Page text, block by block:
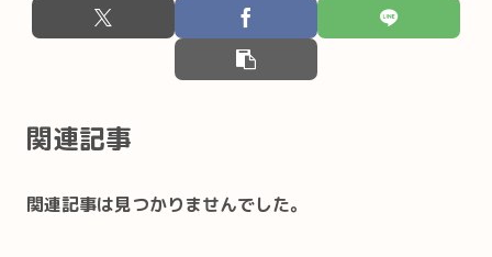
関連記事
関連記事は見つかりませんでした。